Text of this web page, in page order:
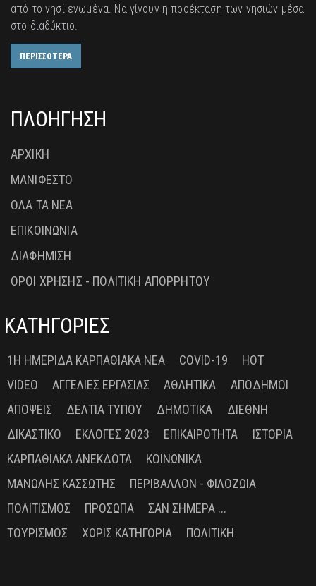
από το νησί ενωμένα. Να γίνουν η προέκταση των νησιών μέσα
στο διαδύκτιο.
ΠΕΡΙΣΣΟΤΕΡΑ
ΠΛΟΗΓΗΣΗ
ΑΡΧΙΚΗ
ΜΑΝΙΦΕΣΤΟ
ΟΛΑ ΤΑ ΝΕΑ
ΕΠΙΚΟΙΝΩΝΙΑ
ΔΙΑΦΗΜΙΣΗ
ΟΡΟΙ ΧΡΗΣΗΣ - ΠΟΛΙΤΙΚΗ ΑΠΟΡΡΗΤΟΥ
ΚΑΤΗΓΟΡΙΕΣ
1Η ΗΜΕΡΊΔΑ ΚΑΡΠΑΘΙΑΚΆ ΝΈΑ COVID-19
HOT
VIDEO
ΑΓΓΕΛΊΕΣ ΕΡΓΑΣΊΑΣ ΑΘΛΗΤΙΚΆ
ΑΠΌΔΗΜΟΙ
ΑΠΌΨΕΙΣ
ΔΕΛΤΊΑ ΤΎΠΟΥ ΔΗΜΟΤΙΚΆ
ΔΙΕΘΝΉ
ΔΙΚΑΣΤΙΚΌ
ΕΚΛΟΓΈΣ 2023 ΕΠΙΚΑΙΡΌΤΗΤΑ
ΙΣΤΟΡΊΑ
ΚΑΡΠΑΘΙΑΚΆ ΑΝΈΚΔΟΤΑ
ΚΟΙΝΩΝΙΚΆ
ΜΑΝΏΛΗΣ ΚΑΣΣΏΤΗΣ
ΠΕΡΙΒΆΛΛΟΝ - ΦΙΛΟΖΩΊΑ
ΠΟΛΙΤΙΣΜΌΣ
ΠΡΌΣΩΠΑ
ΣΑΝ ΣΉΜΕΡΑ ...
ΤΟΥΡΙΣΜΌΣ
ΧΩΡΊΣ ΚΑΤΗΓΟΡΊΑ ΠΟΛΙΤΙΚΉ